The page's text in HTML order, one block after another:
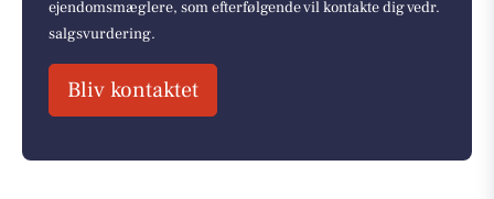
ejendomsmæglere, som efterfølgende vil kontakte dig vedr.
salgsvurdering.
Bliv kontaktet